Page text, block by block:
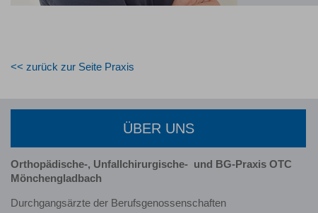
<< zurück zur Seite Praxis
ÜBER UNS
Orthopädische-, Unfallchirurgische- und BG-Praxis OTC
Mönchengladbach
Durchgangsärzte der Berufsgenossenschaften